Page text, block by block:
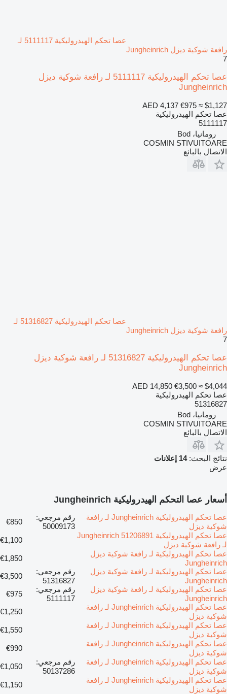
عصا تحكم الهيدروليكية 5111117 لـ
رافعة شوكية ديزل Jungheinrich
7
عصا تحكم الهيدروليكية 5111117 لـ رافعة شوكية ديزل
Jungheinrich
AED 4,137 €975 ≈ $1,127
عصا تحكم الهيدروليكية
5111117
رومانيا، Bod
COSMIN STIVUITOARE
الاتصال بالبائع
عصا تحكم الهيدروليكية 51316827 لـ
رافعة شوكية ديزل Jungheinrich
7
عصا تحكم الهيدروليكية 51316827 لـ رافعة شوكية ديزل
Jungheinrich
AED 14,850 €3,500 ≈ $4,044
عصا تحكم الهيدروليكية
51316827
رومانيا، Bod
COSMIN STIVUITOARE
الاتصال بالبائع
نتائج البحث:14 إعلانات
عرض
أسعار عصا التحكم الهيدروليكية Jungheinrich
عصا تحكم الهيدروليكية Jungheinrich لـ رافعة
شوكية ديزل
رقم مرجعي:
50009173
€850
عصا تحكم الهيدروليكية Jungheinrich 51206891
لـ رافعة شوكية ديزل
€1,100
عصا تحكم الهيدروليكية لـ رافعة شوكية ديزل
Jungheinrich
€1,850
عصا تحكم الهيدروليكية لـ رافعة شوكية ديزل
Jungheinrich
رقم مرجعي:
51316827
€3,500
عصا تحكم الهيدروليكية لـ رافعة شوكية ديزل
Jungheinrich
رقم مرجعي:
5111117
€975
عصا تحكم الهيدروليكية Jungheinrich لـ رافعة
شوكية ديزل
€1,250
عصا تحكم الهيدروليكية Jungheinrich لـ رافعة
شوكية ديزل
€1,550
عصا تحكم الهيدروليكية Jungheinrich لـ رافعة
شوكية ديزل
€990
عصا تحكم الهيدروليكية Jungheinrich لـ رافعة
شوكية ديزل
رقم مرجعي:
50137286
€1,050
عصا تحكم الهيدروليكية Jungheinrich لـ رافعة
شوكية ديزل
€1,150